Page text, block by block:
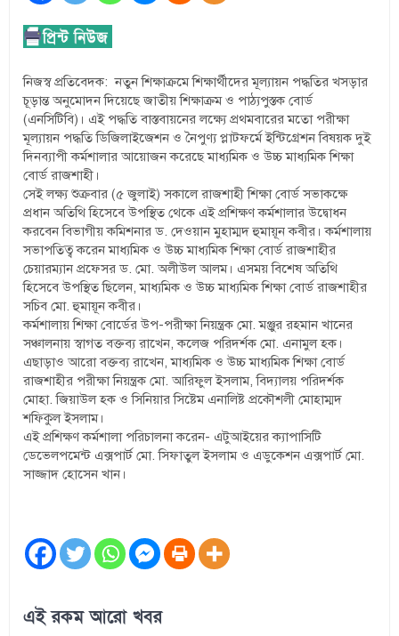
নিজস্ব প্রতিবেদক: নতুন শিক্ষাক্রমে শিক্ষার্থীদের মূল্যায়ন পদ্ধতির খসড়ার
চূড়ান্ত অনুমোদন দিয়েছে জাতীয় শিক্ষাক্রম ও পাঠ্যপুস্তক বোর্ড
(এনসিটিবি)। এই পদ্ধতি বাস্তবায়নের লক্ষ্যে প্রথমবারের মতো পরীক্ষা
মূল্যায়ন পদ্ধতি ডিজিলাইজেশন ও নৈপুণ্য প্লাটফর্মে ইন্টিগ্রেশন বিষয়ক দুই
দিনব্যাপী কর্মশালার আয়োজন করেছে মাধ্যমিক ও উচ্চ মাধ্যমিক শিক্ষা
বোর্ড রাজশাহী।
সেই লক্ষ্য শুক্রবার (৫ জুলাই) সকালে রাজশাহী শিক্ষা বোর্ড সভাকক্ষে
প্রধান অতিথি হিসেবে উপস্থিত থেকে এই প্রশিক্ষণ কর্মশালার উদ্বোধন
করবেন বিভাগীয় কমিশনার ড. দেওয়ান মুহাম্মদ হুমায়ূন কবীর। কর্মশালায়
সভাপতিত্ব করেন মাধ্যমিক ও উচ্চ মাধ্যমিক শিক্ষা বোর্ড রাজশাহীর
চেয়ারম্যান প্রফেসর ড. মো. অলীউল আলম। এসময় বিশেষ অতিথি
হিসেবে উপস্থিত ছিলেন, মাধ্যমিক ও উচ্চ মাধ্যমিক শিক্ষা বোর্ড রাজশাহীর
সচিব মো. হুমায়ূন কবীর।
কর্মশালায় শিক্ষা বোর্ডের উপ-পরীক্ষা নিয়ন্ত্রক মো. মঞ্জুর রহমান খানের
সঞ্চালনায় স্বাগত বক্তব্য রাখেন, কলেজ পরিদর্শক মো. এনামুল হক।
এছাড়াও আরো বক্তব্য রাখেন, মাধ্যমিক ও উচ্চ মাধ্যমিক শিক্ষা বোর্ড
রাজশাহীর পরীক্ষা নিয়ন্ত্রক মো. আরিফুল ইসলাম, বিদ্যালয় পরিদর্শক
মোহা. জিয়াউল হক ও সিনিয়ার সিষ্টেম এনালিষ্ট প্রকৌশলী মোহাম্মদ
শফিকুল ইসলাম।
এই প্রশিক্ষণ কর্মশালা পরিচালনা করেন- এটুআইয়ের ক্যাপাসিটি
ডেভেলপমেন্ট এক্সপার্ট মো. সিফাতুল ইসলাম ও এডুকেশন এক্সপার্ট মো.
সাজ্জাদ হোসেন খান।
এই রকম আরো খবর